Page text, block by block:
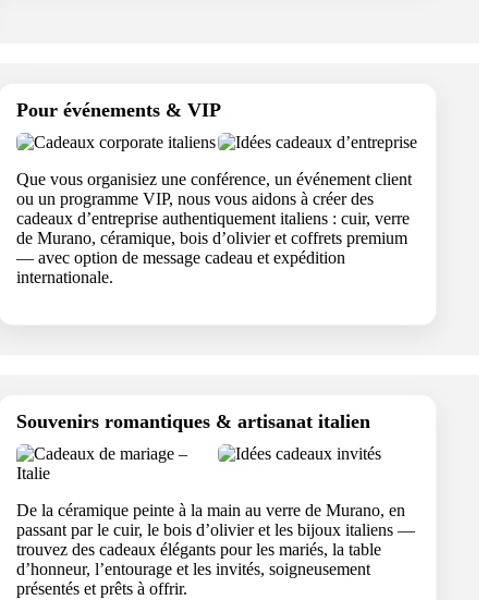
Pour événements & VIP
Que vous organisiez une conférence, un événement client
ou un programme VIP, nous vous aidons à créer des
cadeaux d’entreprise authentiquement italiens : cuir, verre
de Murano, céramique, bois d’olivier et coffrets premium
— avec option de message cadeau et expédition
internationale.
Souvenirs romantiques & artisanat italien
De la céramique peinte à la main au verre de Murano, en
passant par le cuir, le bois d’olivier et les bijoux italiens —
trouvez des cadeaux élégants pour les mariés, la table
d’honneur, l’entourage et les invités, soigneusement
présentés et prêts à offrir.